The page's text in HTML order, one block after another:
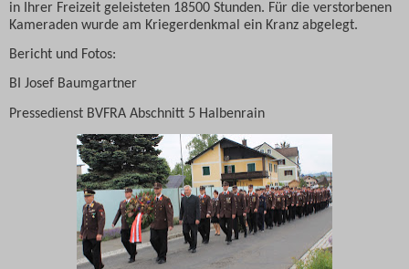
in Ihrer Freizeit geleisteten 18500 Stunden. Für die verstorbenen
Kameraden wurde am Kriegerdenkmal ein Kranz abgelegt.
Bericht und Fotos:
BI Josef Baumgartner
Pressedienst BVFRA Abschnitt 5 Halbenrain